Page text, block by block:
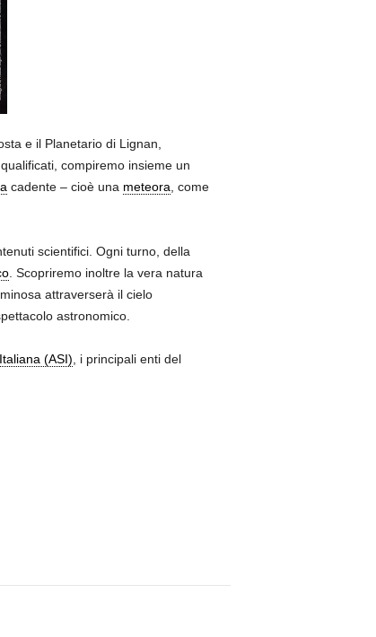
e il Planetario di Lignan,
compiremo insieme un
cadente – cioè una meteora, come
scientifici. Ogni turno, della
. Scopriremo inoltre la vera natura
attraverserà il cielo
astronomico.
(ASI), i principali enti del